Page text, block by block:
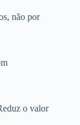
não por
o valor